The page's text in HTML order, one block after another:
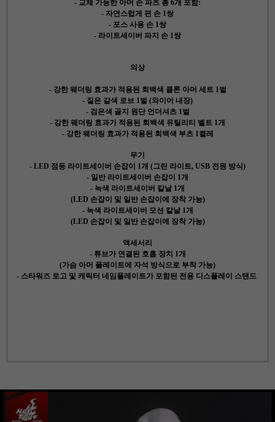
- 교체 가능한 아머 손 파츠 총 6개 포함:
- 자연스럽게 편 손 1쌍
- 포스 사용 손 1쌍
- 라이트세이버 파지 손 1쌍
의상
- 강한 웨더링 효과가 적용된 회백색 클론 아머 세트 1벌
- 짙은 갈색 로브 1벌 (와이어 내장)
- 검은색 골지 원단 언더셔츠 1벌
- 강한 웨더링 효과가 적용된 회백색 유틸리티 벨트 1개
- 강한 웨더링 효과가 적용된 회백색 부츠 1켤레
무기
- LED 점등 라이트세이버 손잡이 1개 (그린 라이트, USB 전원 방식)
- 일반 라이트세이버 손잡이 1개
- 녹색 라이트세이버 칼날 1개
(LED 손잡이 및 일반 손잡이에 장착 가능)
- 녹색 라이트세이버 모션 칼날 1개
(LED 손잡이 및 일반 손잡이에 장착 가능)
액세서리
- 튜브가 연결된 호흡 장치 1개
(가슴 아머 플레이트에 자석 방식으로 부착 가능)
- 스타워즈 로고 및 캐릭터 네임플레이트가 포함된 전용 디스플레이 스탠드